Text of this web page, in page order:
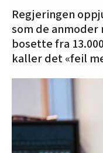
Regjeringen
som de anmoder
bosette fra
kaller det «feil